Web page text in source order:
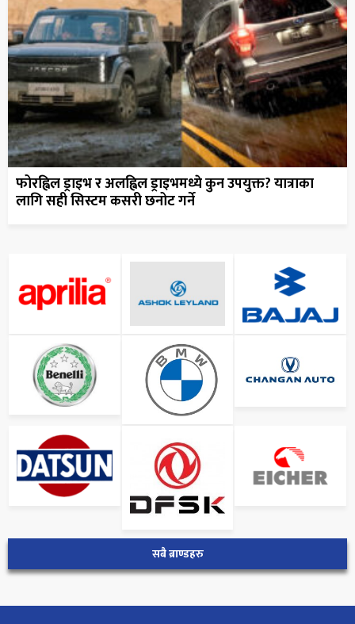
फोरह्विल ड्राइभ र अलह्विल ड्राइभमध्ये कुन उपयुक्त? यात्राका
लागि सही सिस्टम कसरी छनोट गर्ने
सबै ब्राण्डहरु